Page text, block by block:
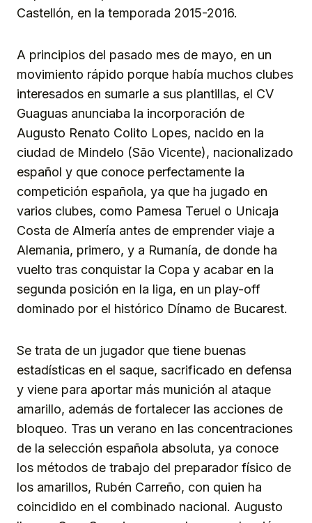
Castellón, en la temporada 2015-2016.
A principios del pasado mes de mayo, en un
movimiento rápido porque había muchos clubes
interesados en sumarle a sus plantillas, el CV
Guaguas anunciaba la incorporación de
Augusto Renato Colito Lopes, nacido en la
ciudad de Mindelo (São Vicente), nacionalizado
español y que conoce perfectamente la
competición española, ya que ha jugado en
varios clubes, como Pamesa Teruel o Unicaja
Costa de Almería antes de emprender viaje a
Alemania, primero, y a Rumanía, de donde ha
vuelto tras conquistar la Copa y acabar en la
segunda posición en la liga, en un play-off
dominado por el histórico Dínamo de Bucarest.
Se trata de un jugador que tiene buenas
estadísticas en el saque, sacrificado en defensa
y viene para aportar más munición al ataque
amarillo, además de fortalecer las acciones de
bloqueo. Tras un verano en las concentraciones
de la selección española absoluta, ya conoce
los métodos de trabajo del preparador físico de
los amarillos, Rubén Carreño, con quien ha
coincidido en el combinado nacional. Augusto